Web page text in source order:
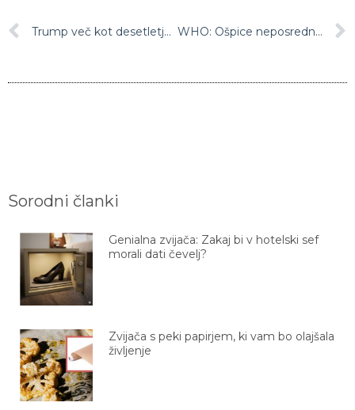
Trump več kot desetletje utajeval davke WHO: Ošpice neposredna grožnja po vsem svetu
Sorodni članki
Genialna zvijača: Zakaj bi v hotelski sef
morali dati čevelj?
Zvijača s peki papirjem, ki vam bo olajšala
življenje